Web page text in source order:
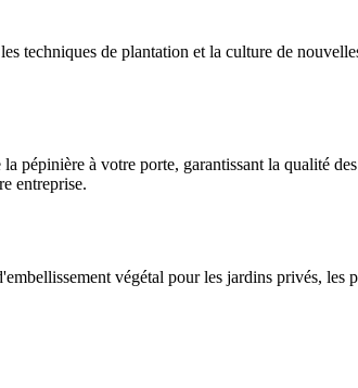
techniques de plantation et la culture de
pépinière à votre porte, garantissant la qualité
entreprise.
végétal pour les jardins privés,